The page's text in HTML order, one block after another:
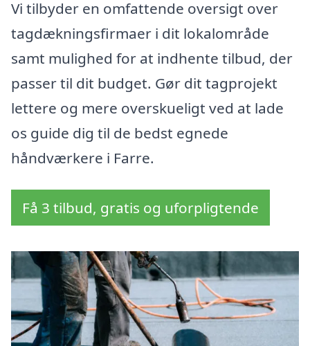
Vi tilbyder en omfattende oversigt over
tagdækningsfirmaer i dit lokalområde
samt mulighed for at indhente tilbud, der
passer til dit budget. Gør dit tagprojekt
lettere og mere overskueligt ved at lade
os guide dig til de bedst egnede
håndværkere i Farre.
Få 3 tilbud, gratis og uforpligtende